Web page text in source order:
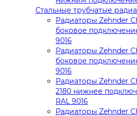
Стальные трубчатые
Радиаторы Zehnder
боковое
9016
Радиаторы Zehnder
боковое
9016
Радиаторы Zehnder
2180 нижнее
RAL 9016
Радиаторы Zehnder